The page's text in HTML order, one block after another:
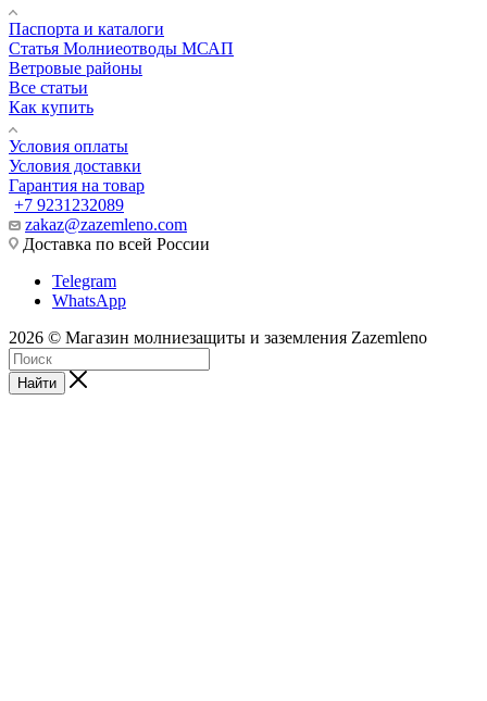
Паспорта и каталоги
Статья Молниеотводы МСАП
Ветровые районы
Все статьи
Как купить
Условия оплаты
Условия доставки
Гарантия на товар
+7 9231232089
zakaz@zazemleno.com
Доставка по всей России
Telegram
WhatsApp
2026 © Магазин молниезащиты и заземления Zazemleno
Найти